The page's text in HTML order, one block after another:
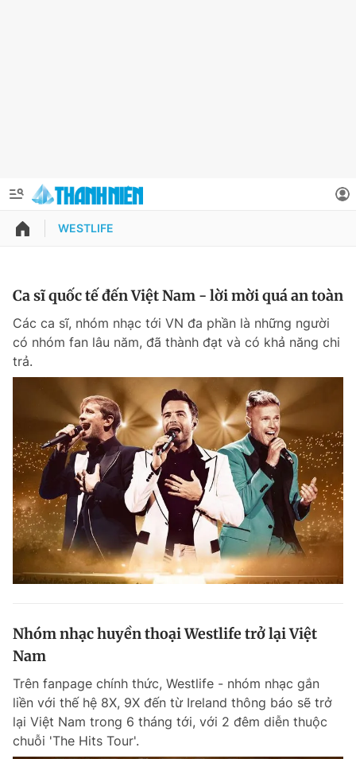
QUẢNG CÁO
Chuyên mục
Chuyên mục khác
Chào ngày mới Tin 24h
Tin thị trường Tin 360
Video Magazine
Sản phẩm khác
Thông tin tòa soạn
Thông tin tài khoản
Đổi mật khẩu
Tin đã xem
Đăng xuất
WESTLIFE
Ca sĩ quốc tế đến Việt Nam - lời mời quá an toàn
Các ca sĩ, nhóm nhạc tới VN đa phần là những người
có nhóm fan lâu năm, đã thành đạt và có khả năng chi
trả.
Nhóm nhạc huyền thoại Westlife trở lại Việt
Nam
Trên fanpage chính thức, Westlife - nhóm nhạc gắn
liền với thế hệ 8X, 9X đến từ Ireland thông báo sẽ trở
lại Việt Nam trong 6 tháng tới, với 2 đêm diễn thuộc
chuỗi 'The Hits Tour'.